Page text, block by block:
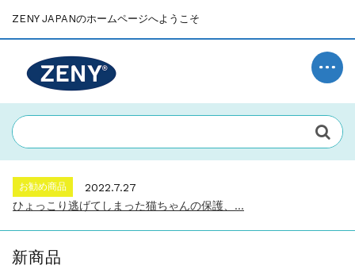
ZENY JAPANのホームページへようこそ
「auＰＡＹマーケット」での販売を開始し...
Uncategorized
2023.3.22
お勧め商品
2022.7.27
ひょっこり逃げてしまった猫ちゃんの保護、...
お知らせ
新商品